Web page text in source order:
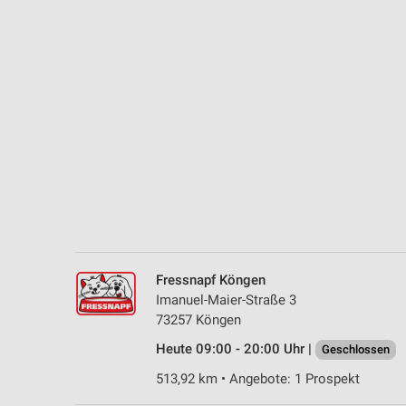
Fressnapf Köngen
Imanuel-Maier-Straße 3
73257 Köngen
Heute 09:00 - 20:00 Uhr |
Geschlossen
513,92 km • Angebote: 1 Prospekt
Notwendig